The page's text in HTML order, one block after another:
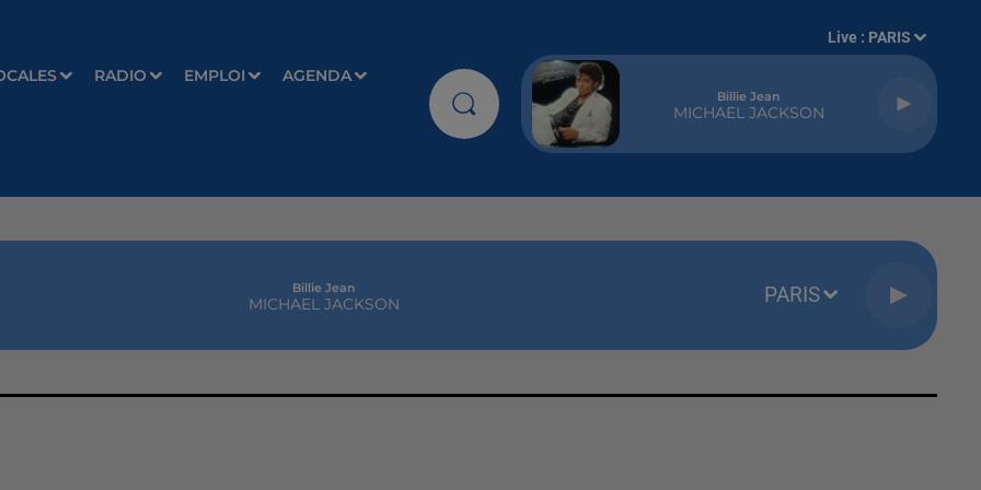
RADIO EMPLOI AGENDA
Live : PARIS
Billie Jean
MICHAEL JACKSON
Billie Jean
MICHAEL JACKSON PARIS